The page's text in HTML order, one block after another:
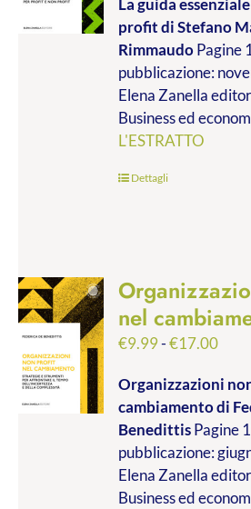
da
a
La guida
profitdi Stefano
RimmaudoPagine
pubblicazione:
Elena Zanella
Business ed
L'ESTRATTO
Dettagli
nel
€9.99-€17.00Fascia
da
a
Organizzazioni
cambiamentodi
BenedittisPagine
pubblicazione:
Elena Zanella
Business ed